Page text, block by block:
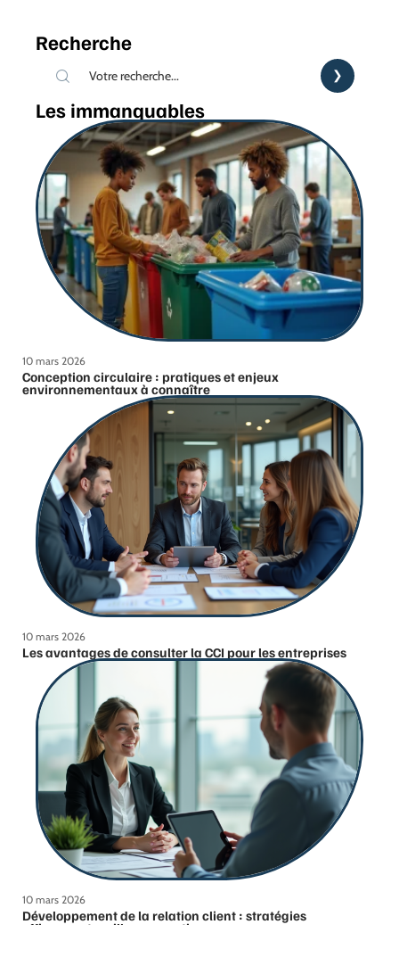
Recherche
Les immanquables
10 mars 2026
Conception circulaire : pratiques et enjeux
environnementaux à connaître
10 mars 2026
Les avantages de consulter la CCI pour les entreprises
10 mars 2026
Développement de la relation client : stratégies
efficaces et meilleures pratiques